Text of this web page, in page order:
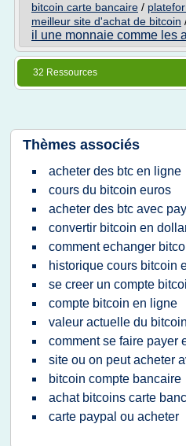
bitcoin carte bancaire /
meilleur site d'achat de bitcoin
il une monnaie comme les
32 Ressources
Thèmes associés
acheter des btc en ligne
cours du bitcoin euros
acheter des btc avec
convertir bitcoin en
comment echanger
historique cours bitcoin
se creer un compte
compte bitcoin en ligne
valeur actuelle du
comment se faire payer
site ou on peut acheter
bitcoin compte bancaire
achat bitcoins carte
carte paypal ou acheter